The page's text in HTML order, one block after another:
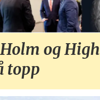
og High
topp